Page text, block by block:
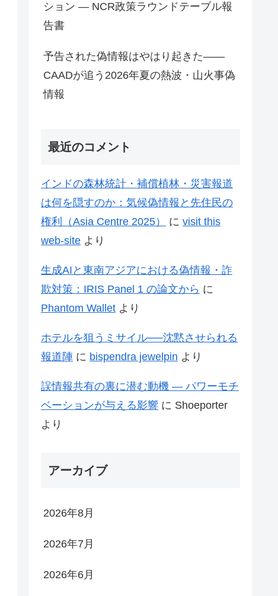
ション ― NCR政策ラウンドテーブル報
告書
予告された偽情報はやはり起きた——
CAADが追う2026年夏の熱波・山火事偽
情報
最近のコメント
インドの森林統計・補償植林・災害報道
は何を隠すのか：気候偽情報と先住民の
権利（Asia Centre 2025）
に visit this
web-site より
生成AIと東南アジアにおける偽情報・詐
欺対策：IRIS Panel 1 の論文から に
Phantom Wallet より
ホテルを狙うミサイル──沈黙させられる
報道陣 に bispendra jewelpin より
誤情報共有の裏に潜む動機 ― パワーモチ
ベーションが与える影響 に Shoeporter
より
アーカイブ
2026年8月
2026年7月
2026年6月